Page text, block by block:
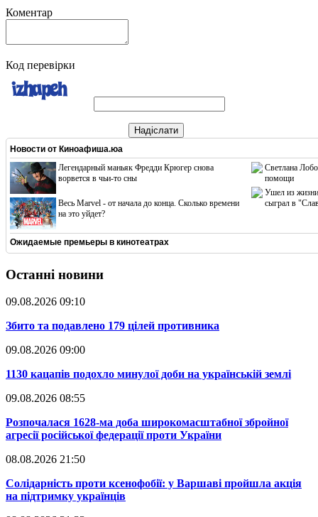
Коментар
Код перевірки
Надіслати
Новости от Киноафиша.юа
Легендарный маньяк Фредди Крюгер снова
ворвется в чьи-то сны
Весь Marvel - от начала до конца. Сколько времени
на это уйдет?
Светлана
помощи
Ушел из жизни
сыграл в
Ожидаемые премьеры в кинотеатрах
Останні новини
09.08.2026 09:10
​Збито та подавлено 179 цілей противника
09.08.2026 09:00
​1130 кацапів подохло минулої доби на українській землі
09.08.2026 08:55
​Розпочалася 1628-ма доба широкомасштабної збройної
агресії російської федерації проти України
08.08.2026 21:50
​Солідарність проти ксенофобії: у Варшаві пройшла акція
на підтримку українців